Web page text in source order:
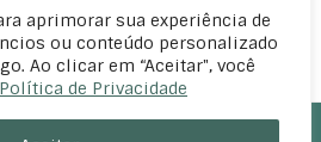
aprimorar sua experiência de
ou conteúdo personalizado
Ao clicar em “Aceitar", você
Política de Privacidade